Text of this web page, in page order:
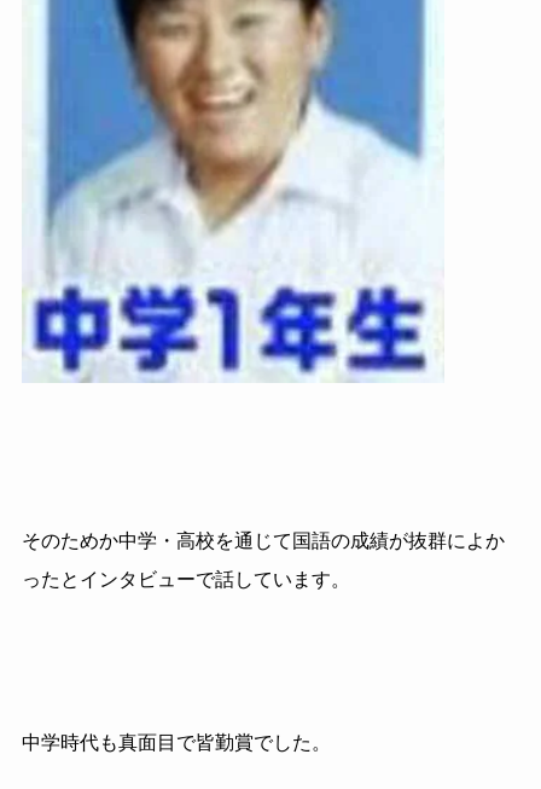
そのためか中学・高校を通じて国語の成績が抜群によか
ったとインタビューで話しています。
中学時代も真面目で皆勤賞でした。